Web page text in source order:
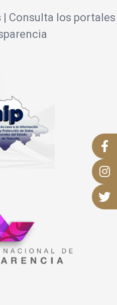
Consulta los portales